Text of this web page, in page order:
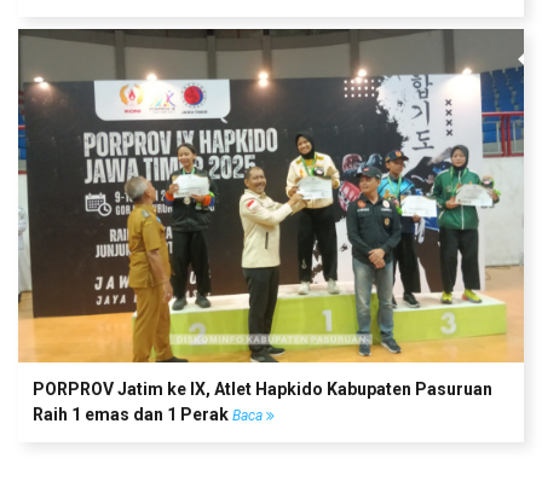
PORPROV Jatim ke IX, Atlet Hapkido Kabupaten Pasuruan
Raih 1 emas dan 1 Perak Baca